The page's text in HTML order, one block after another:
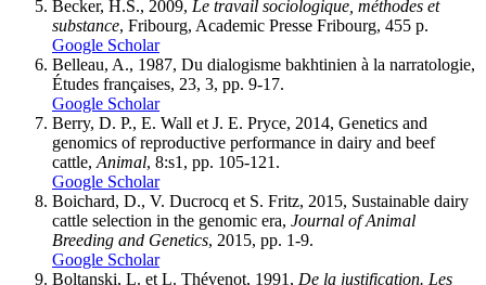
Becker, H.S., 2009, Le travail sociologique, méthodes et
substance, Fribourg, Academic Presse Fribourg, 455 p.
Google Scholar
Belleau, A., 1987, Du dialogisme bakhtinien à la narratologie,
Études françaises, 23, 3, pp. 9-17.
Google Scholar
Berry, D. P., E. Wall et J. E. Pryce, 2014, Genetics and
genomics of reproductive performance in dairy and beef
cattle, Animal, 8:s1, pp. 105-121.
Google Scholar
Boichard, D., V. Ducrocq et S. Fritz, 2015, Sustainable dairy
cattle selection in the genomic era, Journal of Animal
Breeding and Genetics, 2015, pp. 1-9.
Google Scholar
Boltanski, L. et L. Thévenot, 1991, De la justification. Les